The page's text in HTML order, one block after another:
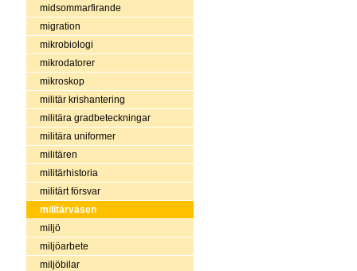
midsommarfirande
migration
mikrobiologi
mikrodatorer
mikroskop
militär krishantering
militära gradbeteckningar
militära uniformer
militären
militärhistoria
militärt försvar
militärväsen
miljö
miljöarbete
miljöbilar